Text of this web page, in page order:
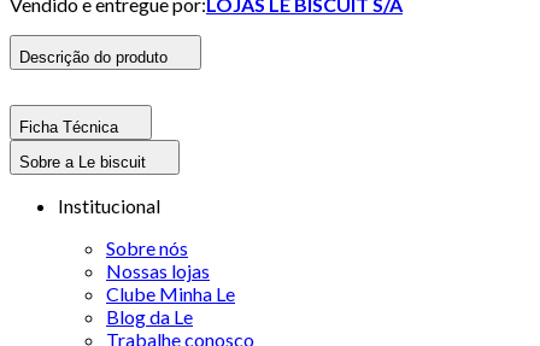
Descrição do produto
Ficha Técnica
Sobre a Le biscuit
Institucional
Sobre nós
Nossas lojas
Clube Minha Le
Blog da Le
Trabalhe conosco